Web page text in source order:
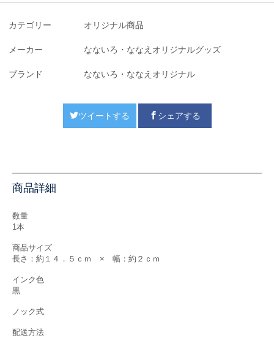
カテゴリー オリジナル商品
メーカー なないろ・ななえオリジナルグッズ
ブランド なないろ・ななえオリジナル
ツイートする シェアする
商品詳細
数量
1本
商品サイズ
長さ：約１４．５ｃｍ × 幅：約２ｃｍ
インク色
黒
ノック式
配送方法